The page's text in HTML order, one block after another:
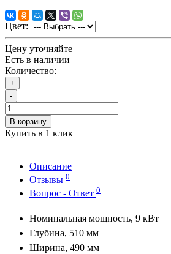
Цвет:
Цену уточняйте
Есть в наличии
Количество:
+
-
В корзину
Купить в 1 клик
Описание
Отзывы 0
Вопрос - Ответ 0
Номинальная мощность, 9 кВт
Глубина, 510 мм
Ширина, 490 мм